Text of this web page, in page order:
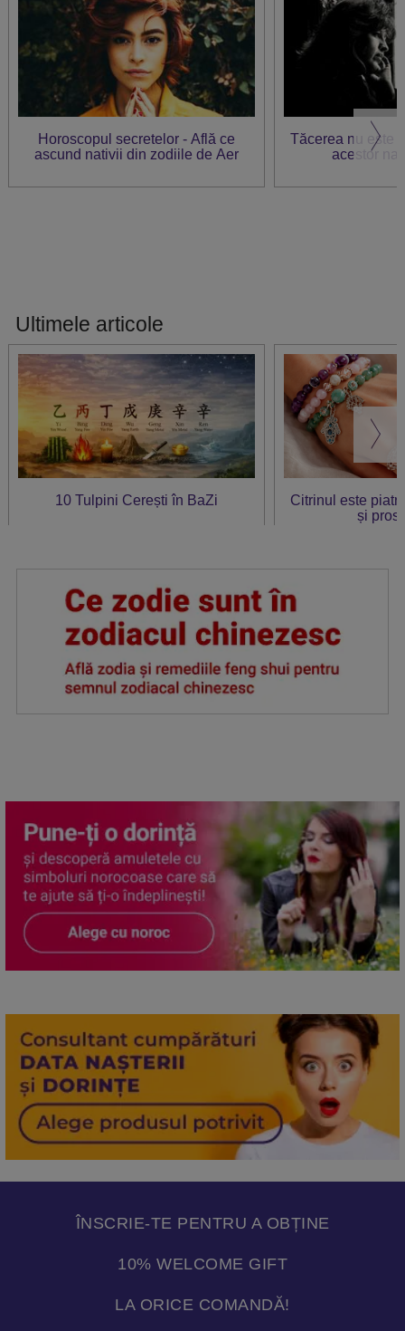
Horoscopul secretelor - Află ce
ascund nativii din zodiile de Aer
Tăcerea nu este
acestor
Ultimele articole
10 Tulpini Cerești în BaZi
Citrinul este
și
ÎNSCRIE-TE PENTRU A OBȚINE
10% WELCOME GIFT
LA ORICE COMANDĂ!